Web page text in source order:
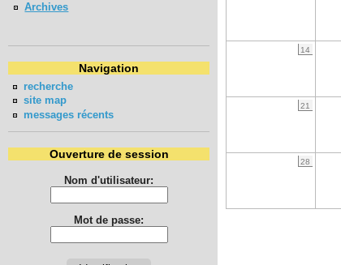
Archives
Navigation
recherche
site map
messages récents
Ouverture de session
Nom d'utilisateur:
Mot de passe:
14
21
28